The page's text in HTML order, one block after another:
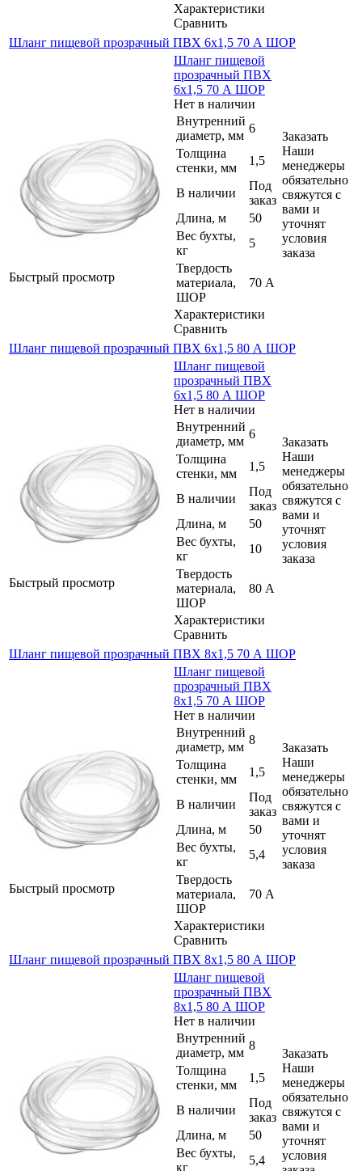
Характеристики
Сравнить
Шланг пищевой прозрачный ПВХ 6х1,5 70 А ШОР
Быстрый просмотр
Шланг пищевой
прозрачный ПВХ
6х1,5 70 А ШОР
Нет в наличии
Внутренний
диаметр, мм
6
Толщина
стенки, мм
1,5
В наличии
Под
заказ
Длина, м
50
Вес бухты,
кг
5
Твердость
материала,
ШОР
70 А
Характеристики
Сравнить
Заказать
Наши
менеджеры
обязательно
свяжутся с
вами и
уточнят
условия
заказа
Шланг пищевой прозрачный ПВХ 6х1,5 80 А ШОР
Быстрый просмотр
Шланг пищевой
прозрачный ПВХ
6х1,5 80 А ШОР
Нет в наличии
Внутренний
диаметр, мм
6
Толщина
стенки, мм
1,5
В наличии
Под
заказ
Длина, м
50
Вес бухты,
кг
10
Твердость
материала,
ШОР
80 А
Характеристики
Сравнить
Заказать
Наши
менеджеры
обязательно
свяжутся с
вами и
уточнят
условия
заказа
Шланг пищевой прозрачный ПВХ 8х1,5 70 А ШОР
Быстрый просмотр
Шланг пищевой
прозрачный ПВХ
8х1,5 70 А ШОР
Нет в наличии
Внутренний
диаметр, мм
8
Толщина
стенки, мм
1,5
В наличии
Под
заказ
Длина, м
50
Вес бухты,
кг
5,4
Твердость
материала,
ШОР
70 А
Характеристики
Сравнить
Заказать
Наши
менеджеры
обязательно
свяжутся с
вами и
уточнят
условия
заказа
Шланг пищевой прозрачный ПВХ 8х1,5 80 А ШОР
Шланг пищевой
прозрачный ПВХ
8х1,5 80 А ШОР
Нет в наличии
Внутренний
диаметр, мм
8
Толщина
стенки, мм
1,5
В наличии
Под
заказ
Длина, м
50
Вес бухты,
кг
5,4
Заказать
Наши
менеджеры
обязательно
свяжутся с
вами и
уточнят
условия